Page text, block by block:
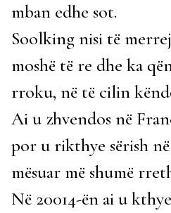
mban edhe sot.
Soolking nisi të
moshë të re dhe ka
rroku, në të cilin
Ai u zhvendos në
por u rikthye sërish
mësuar më shumë
Në 20014-ën ai u